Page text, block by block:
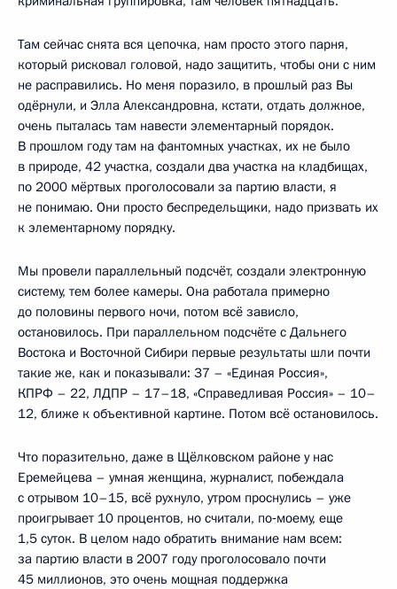
Там сейчас снята вся цепочка, нам просто этого парня,
который рисковал головой, надо защитить, чтобы они с ним
не расправились. Но меня поразило, в прошлый раз Вы
одёрнули, и Элла Александровна, кстати, отдать должное,
очень пыталась там навести элементарный порядок.
В прошлом году там на фантомных участках, их не было
в природе, 42 участка, создали два участка на кладбищах,
по 2000 мёртвых проголосовали за партию власти, я
не понимаю. Они просто беспредельщики, надо призвать их
к элементарному порядку.
Мы провели параллельный подсчёт, создали электронную
систему, тем более камеры. Она работала примерно
до половины первого ночи, потом всё зависло,
остановилось. При параллельном подсчёте с Дальнего
Востока и Восточной Сибири первые результаты шли почти
такие же, как и показывали: 37 – «Единая Россия»,
КПРФ – 22, ЛДПР – 17–18, «Справедливая Россия» – 10–
12, ближе к объективной картине. Потом всё остановилось.
Что поразительно, даже в Щёлковском районе у нас
Еремейцева – умная женщина, журналист, побеждала
с отрывом 10–15, всё рухнуло, утром проснулись – уже
проигрывает 10 процентов, но считали, по‑моему, еще
1,5 суток. В целом надо обратить внимание нам всем:
за партию власти в 2007 году проголосовало почти
45 миллионов, это очень мощная поддержка